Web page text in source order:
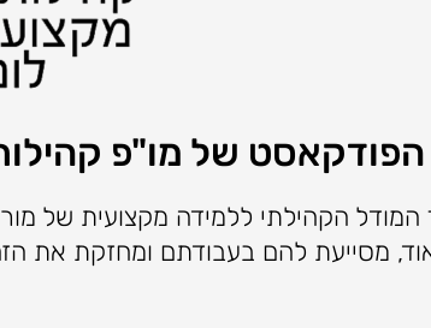
הפודקאסט של מו"פ
הקהילתי ללמידה מקצועית של
מסייעת להם בעבודתם ומחזקת את